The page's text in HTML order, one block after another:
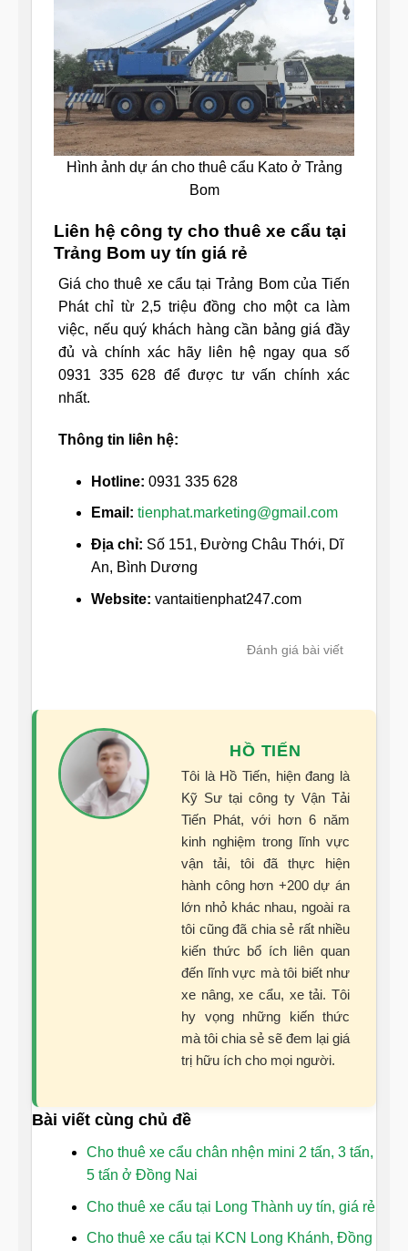
Hình ảnh dự án cho thuê cẩu Kato ở Trảng
Bom
Liên hệ công ty cho thuê xe cẩu tại
Trảng Bom uy tín giá rẻ
Giá cho thuê xe cẩu tại Trảng Bom của Tiến
Phát chỉ từ 2,5 triệu đồng cho một ca làm
việc, nếu quý khách hàng cần bảng giá đầy
đủ và chính xác hãy liên hệ ngay qua số
0931 335 628 để được tư vấn chính xác
nhất.
Thông tin liên hệ:
Hotline: 0931 335 628
Email: tienphat.marketing@gmail.com
Địa chỉ: Số 151, Đường Châu Thới, Dĩ
An, Bình Dương
Website: vantaitienphat247.com
Đánh giá bài viết
HỒ TIẾN
Tôi là Hồ Tiến, hiện đang là
Kỹ Sư tại công ty Vận Tải
Tiến Phát, với hơn 6 năm
kinh nghiệm trong lĩnh vực
vận tải, tôi đã thực hiện
hành công hơn +200 dự án
lớn nhỏ khác nhau, ngoài ra
tôi cũng đã chia sẻ rất nhiều
kiến thức bổ ích liên quan
đến lĩnh vực mà tôi biết như
xe nâng, xe cẩu, xe tải. Tôi
hy vọng những kiến thức
mà tôi chia sẻ sẽ đem lại giá
trị hữu ích cho mọi người.
Bài viết cùng chủ đề
Cho thuê xe cẩu chân nhện mini 2 tấn, 3 tấn,
5 tấn ở Đồng Nai
Cho thuê xe cẩu tại Long Thành uy tín, giá rẻ
Cho thuê xe cẩu tại KCN Long Khánh, Đồng